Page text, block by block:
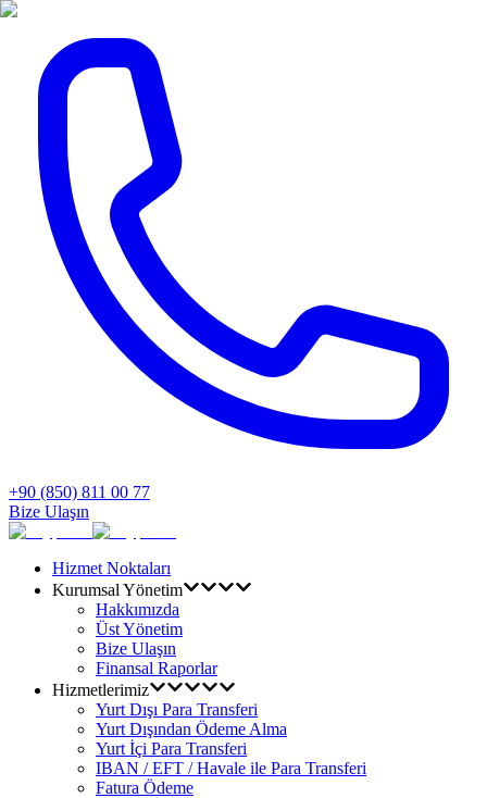
+90 (850) 811 00 77
Bize Ulaşın
Hizmet Noktaları
Kurumsal Yönetim
Hakkımızda
Üst Yönetim
Bize Ulaşın
Finansal Raporlar
Hizmetlerimiz
Yurt Dışı Para Transferi
Yurt Dışından Ödeme Alma
Yurt İçi Para Transferi
IBAN / EFT / Havale ile Para Transferi
Fatura Ödeme